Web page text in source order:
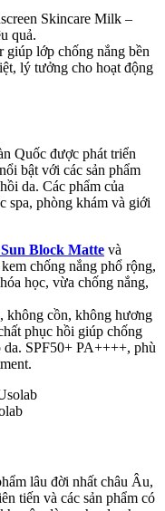
Skincare Milk –
quả.
lớp chống nắng bền
lý tưởng cho hoạt động
Quốc được phát triển
bật với các sản phẩm
da. Các phẩm của
spa, phòng khám và giới
Block Matte và
chống nắng phổ rộng,
học, vừa chống nắng,
không cồn, không hương
phục hồi giúp chống
SPF50+ PA++++, phù
lâu đời nhất châu Âu,
tiến và các sản phẩm có